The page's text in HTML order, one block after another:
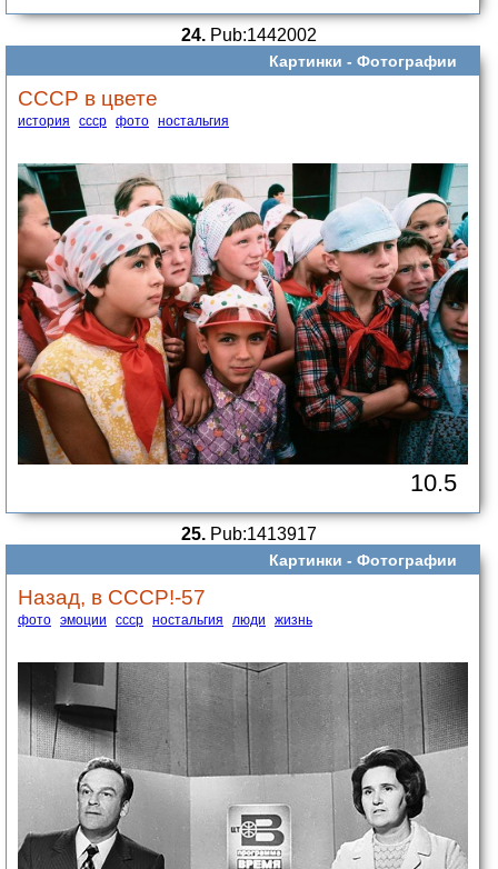
24. Pub:1442002
Картинки - Фотографии
СССР в цвете
история ссср фото ностальгия
10.5
25. Pub:1413917
Картинки - Фотографии
Назад, в СССР!-57
фото эмоции ссср ностальгия люди жизнь